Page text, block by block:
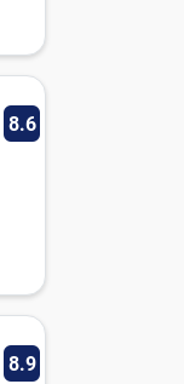
8.6
8.9